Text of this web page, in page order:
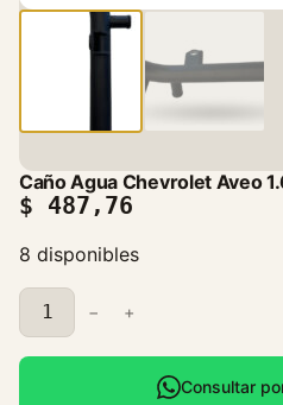
Caño Agua Chevrolet Aveo
$ 487,76
8 disponibles
C
a
ñ
− +
Consultar